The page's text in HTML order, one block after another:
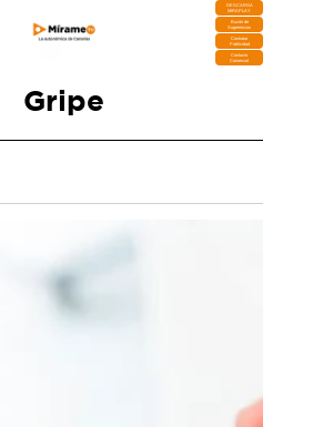
DESCARGA
MIRAPLAY
Buzón de
Sugerencias
Contratar
Publicidad
Contacto
Comercial
Gripe